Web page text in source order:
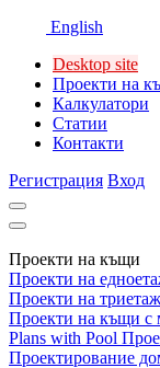
English
Desktop site
Проекти на
Калкулатори
Статии
Контакти
Регистрация Вход
Проекти на къщи
Проекти на
Проекти на
Проекти на къщи с
Plans with Pool
Проектирование